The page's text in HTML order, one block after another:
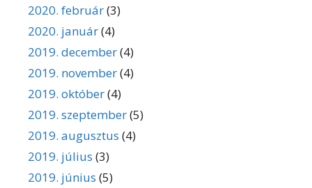
2020. február(3)
2020. január(4)
2019. december(4)
2019. november(4)
2019. október(4)
2019. szeptember(5)
2019. augusztus (4)
2019. július (3)
2019. június (5)